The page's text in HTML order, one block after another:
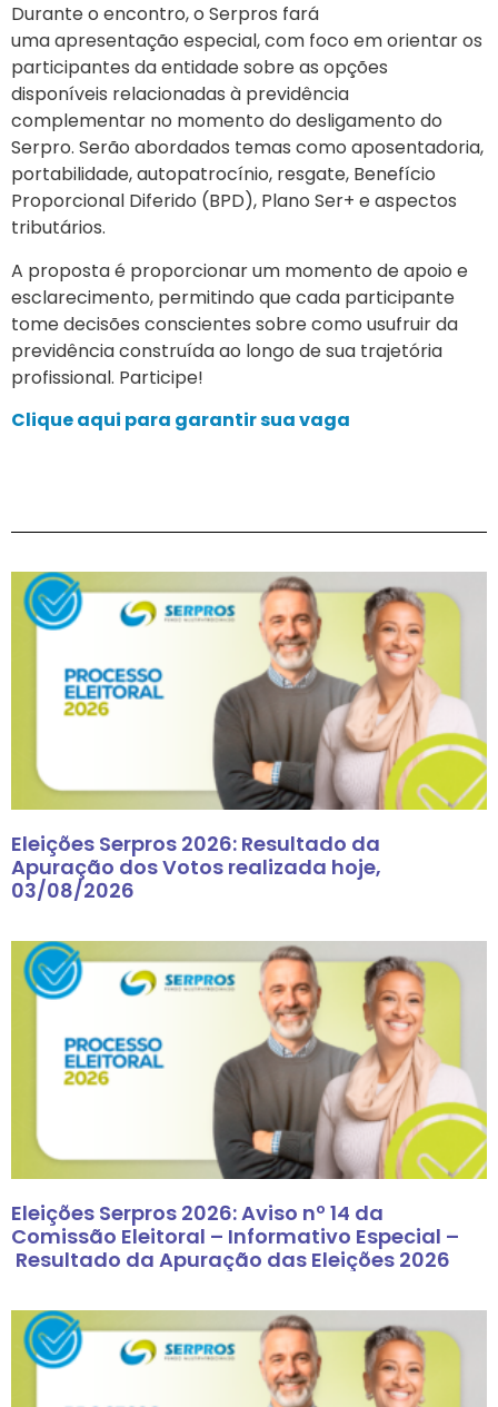
Durante o encontro, o Serpros fará
uma apresentação especial, com foco em orientar os
participantes da entidade sobre as opções
disponíveis relacionadas à previdência
complementar no momento do desligamento do
Serpro. Serão abordados temas como aposentadoria,
portabilidade, autopatrocínio, resgate, Benefício
Proporcional Diferido (BPD), Plano Ser+ e aspectos
tributários.
A proposta é proporcionar um momento de apoio e
esclarecimento, permitindo que cada participante
tome decisões conscientes sobre como usufruir da
previdência construída ao longo de sua trajetória
profissional. Participe!
Clique aqui para garantir sua vaga
Eleições Serpros 2026: Resultado da
Apuração dos Votos realizada hoje,
03/08/2026
Eleições Serpros 2026: Aviso nº 14 da
Comissão Eleitoral – Informativo Especial –
Resultado da Apuração das Eleições 2026